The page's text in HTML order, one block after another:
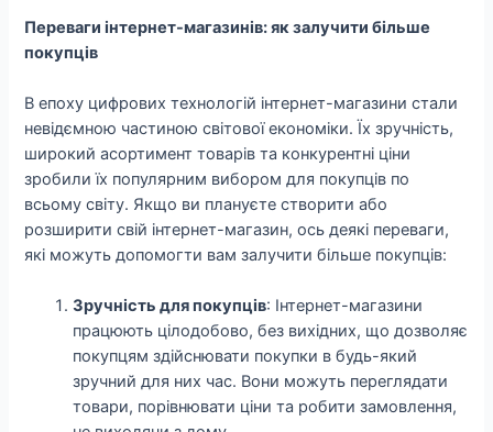
Переваги інтернет-магазинів: як залучити більше
покупців
В епоху цифрових технологій інтернет-магазини стали
невідємною частиною світової економіки. Їх зручність,
широкий асортимент товарів та конкурентні ціни
зробили їх популярним вибором для покупців по
всьому світу. Якщо ви плануєте створити або
розширити свій інтернет-магазин, ось деякі переваги,
які можуть допомогти вам залучити більше покупців:
Зручність для покупців: Інтернет-магазини
працюють цілодобово, без вихідних, що дозволяє
покупцям здійснювати покупки в будь-який
зручний для них час. Вони можуть переглядати
товари, порівнювати ціни та робити замовлення,